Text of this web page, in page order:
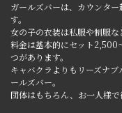
ガールズバーは、カウンタ
す。
女の子の衣装は私服や制服
料金は基本的にセット2,500
つがあります。
キャバクラよりもリーズナ
ールズバー。
団体はもちろん、お一人様